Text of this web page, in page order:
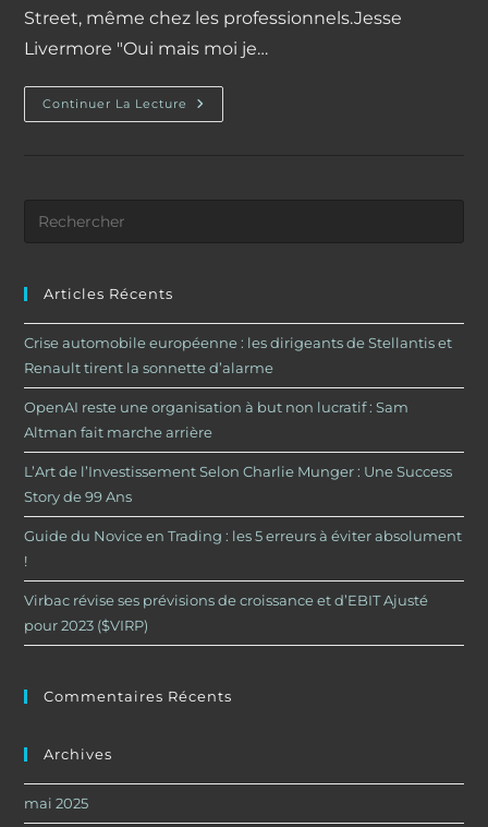
Street, même chez les professionnels.Jesse
Livermore "Oui mais moi je…
Continuer La Lecture Jesse
Livermore
Articles Récents
Crise automobile européenne : les dirigeants de Stellantis et
Renault tirent la sonnette d’alarme
OpenAI reste une organisation à but non lucratif : Sam
Altman fait marche arrière
L’Art de l’Investissement Selon Charlie Munger : Une Success
Story de 99 Ans
Guide du Novice en Trading : les 5 erreurs à éviter absolument
!
Virbac révise ses prévisions de croissance et d’EBIT Ajusté
pour 2023 ($VIRP)
Commentaires Récents
Archives
mai 2025